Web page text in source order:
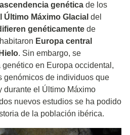
ascendencia genética de los
Máximo Glacial del
genéticamente de
Europa central
. Sin embargo, se
en Europa occidental,
genómicos de individuos que
durante el Último Máximo
nuevos estudios se ha podido
de la población ibérica.